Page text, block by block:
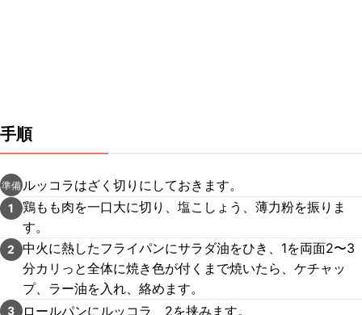
手順
準備 ルッコラはざく切りにしておきます。
1
鶏もも肉を一口大に切り、塩こしょう、薄力粉を振りま
す。
2
中火に熱したフライパンにサラダ油をひき、1を両面2〜3
分カリっと全体に焼き色が付くまで焼いたら、ケチャッ
プ、ラー油を入れ、絡めます。
3 ロールパンにルッコラ、2を挟みます。